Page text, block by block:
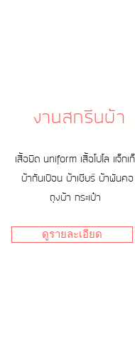
งานสกรีนผ้า
เสื้อยืด uniform เสื้อโปโล แจ็กเ
ผ้ากันเปือน ผ้าเชียร์ ผ้าพันคอ
ถุงผ้า กระเป๋า
ดูรายละเอียด